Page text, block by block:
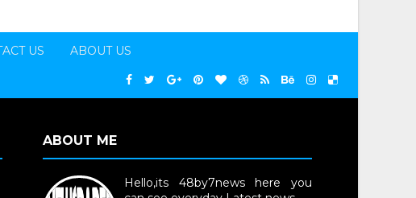
US ABOUT US
ABOUT ME
Hello,its 48by7news here you